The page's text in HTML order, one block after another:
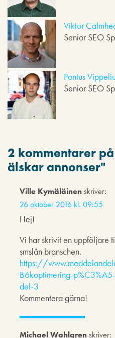
r
e
Viktor
Senior SEO
Pontus
Senior SEO
2 kommentarer
älskar annonser"
Ville Kymäläinenskriver:
26 oktober 2016 kl. 09:55
Hej!
Vi har skrivit en uppföljare
smslån branschen.
https://
B6koptimering-
del-3
Kommentera gärna!
Michael Wahlgrenskriver: